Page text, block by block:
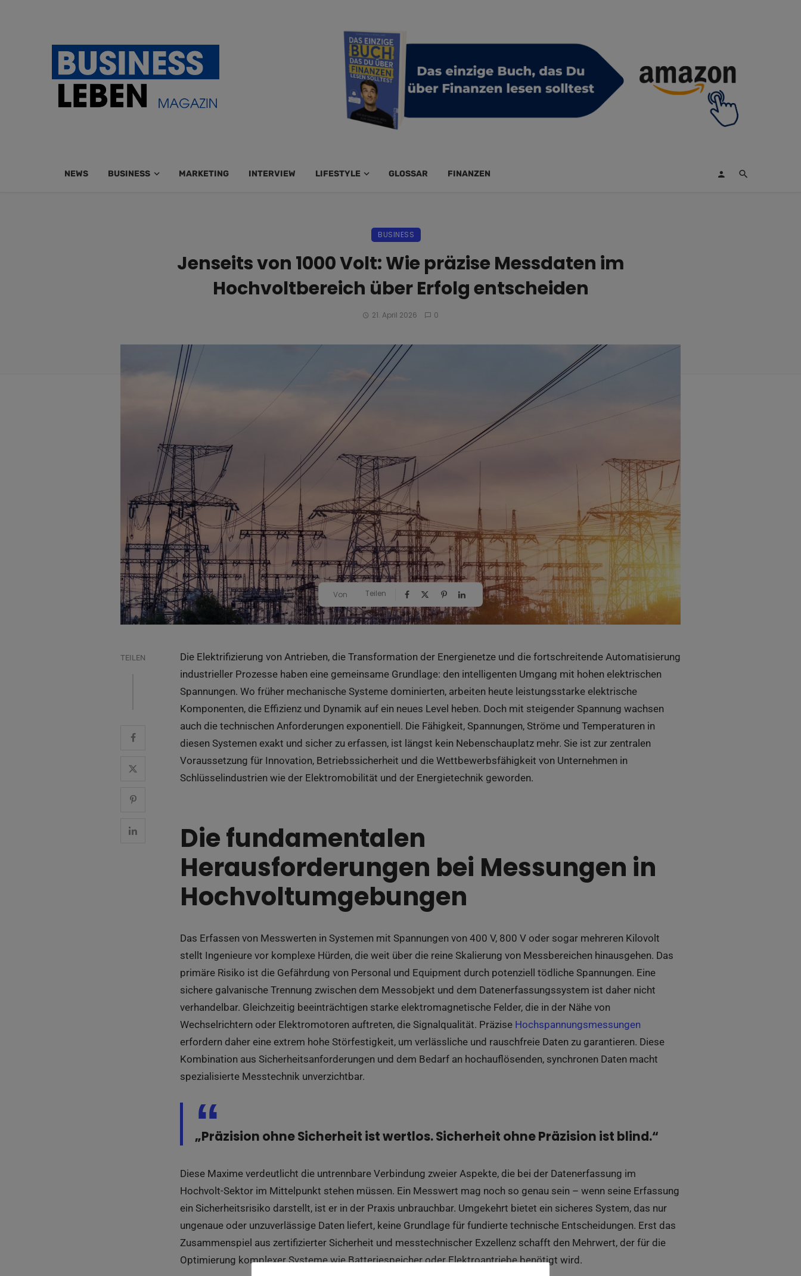
NEWS BUSINESS MARKETING INTERVIEW LIFESTYLE GLOSSAR FINANZEN
BUSINESS
Jenseits von 1000 Volt: Wie präzise Messdaten im
Hochvoltbereich über Erfolg entscheiden
21. April 2026 0
Von Teilen
TEILEN
Die Elektrifizierung von Antrieben, die Transformation der Energienetze und die fortschreitende Automatisierung
industrieller Prozesse haben eine gemeinsame Grundlage: den intelligenten Umgang mit hohen elektrischen
Spannungen. Wo früher mechanische Systeme dominierten, arbeiten heute leistungsstarke elektrische
Komponenten, die Effizienz und Dynamik auf ein neues Level heben. Doch mit steigender Spannung wachsen
auch die technischen Anforderungen exponentiell. Die Fähigkeit, Spannungen, Ströme und Temperaturen in
diesen Systemen exakt und sicher zu erfassen, ist längst kein Nebenschauplatz mehr. Sie ist zur zentralen
Voraussetzung für Innovation, Betriebssicherheit und die Wettbewerbsfähigkeit von Unternehmen in
Schlüsselindustrien wie der Elektromobilität und der Energietechnik geworden.
Die fundamentalen
Herausforderungen bei Messungen in
Hochvoltumgebungen
Das Erfassen von Messwerten in Systemen mit Spannungen von 400 V, 800 V oder sogar mehreren Kilovolt
stellt Ingenieure vor komplexe Hürden, die weit über die reine Skalierung von Messbereichen hinausgehen. Das
primäre Risiko ist die Gefährdung von Personal und Equipment durch potenziell tödliche Spannungen. Eine
sichere galvanische Trennung zwischen dem Messobjekt und dem Datenerfassungssystem ist daher nicht
verhandelbar. Gleichzeitig beeinträchtigen starke elektromagnetische Felder, die in der Nähe von
Wechselrichtern oder Elektromotoren auftreten, die Signalqualität. Präzise Hochspannungsmessungen
erfordern daher eine extrem hohe Störfestigkeit, um verlässliche und rauschfreie Daten zu garantieren. Diese
Kombination aus Sicherheitsanforderungen und dem Bedarf an hochauflösenden, synchronen Daten macht
spezialisierte Messtechnik unverzichtbar.
„Präzision ohne Sicherheit ist wertlos. Sicherheit ohne Präzision ist blind.“
Diese Maxime verdeutlicht die untrennbare Verbindung zweier Aspekte, die bei der Datenerfassung im
Hochvolt-Sektor im Mittelpunkt stehen müssen. Ein Messwert mag noch so genau sein – wenn seine Erfassung
ein Sicherheitsrisiko darstellt, ist er in der Praxis unbrauchbar. Umgekehrt bietet ein sicheres System, das nur
ungenaue oder unzuverlässige Daten liefert, keine Grundlage für fundierte technische Entscheidungen. Erst das
Zusammenspiel aus zertifizierter Sicherheit und messtechnischer Exzellenz schafft den Mehrwert, der für die
Optimierung komplexer Systeme wie Batteriespeicher oder Elektroantriebe benötigt wird.